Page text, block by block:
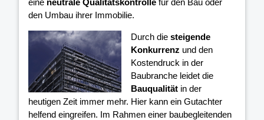
den Umbau ihrer Immobilie.
Durch diesteigende
Konkurrenz und den
Kostendruck in der
Baubranche leidet die
Bauqualität in der
heutigen Zeit immer mehr. Hier kann ein Gutachter
helfend eingreifen. Im Rahmen einer baubegleitenden